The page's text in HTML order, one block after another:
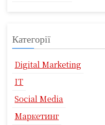
Категорії
Digital Marketing
IT
Social Media
Маркетинг